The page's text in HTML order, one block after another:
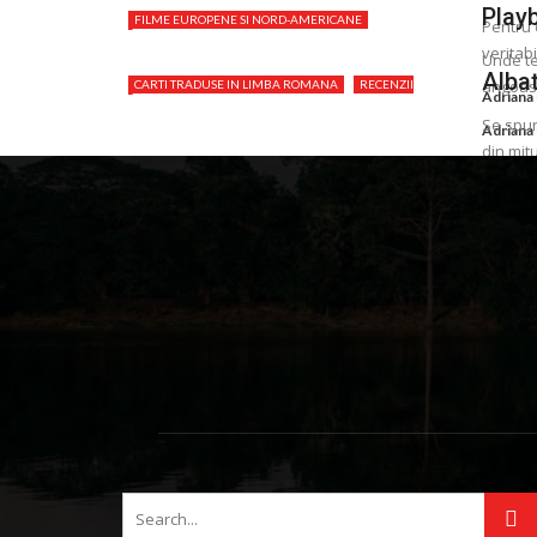
Pentru
Adriana
FILME EUROPENE SI NORD-AMERICANE
Unde
Adriana
CARTI TRADUSE IN LIMBA ROMANA
RECENZII
Se
din